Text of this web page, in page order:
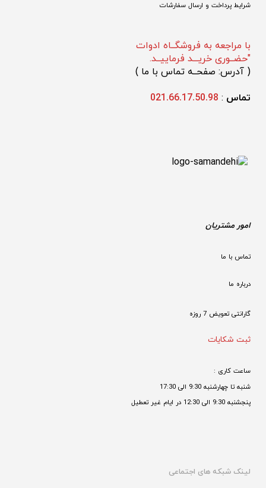
شرایط پرداخت و ارسال سفارشات
با مراجعه به فروشگــاه ادوات
"حضــوری خریـــد فرماییــد.
( آدرس: صفحــه تماس با ما )
تماس :
021.66.17.50.98
امور مشتریان
تماس با ما
درباره ما
گارانتی تعویض 7 روزه
ثبت شکایات
ساعت کاری :
شنبه تا چهارشنبه 9:30 الی 17:30
پنجشنبه 9:30 الی 12:30 در ایام غیر تعطیل
لینک شبکه های اجتماعی